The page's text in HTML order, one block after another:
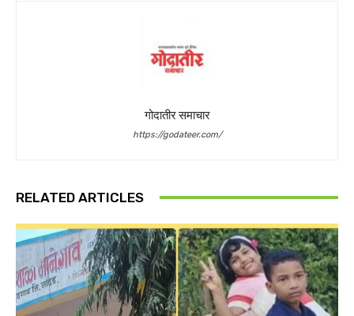
गोदातीर समाचार
https://godateer.com/
RELATED ARTICLES